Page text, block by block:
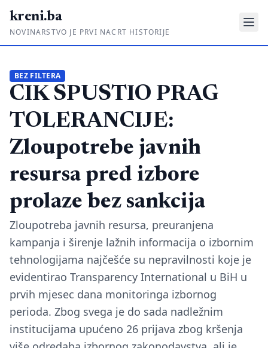
kreni.ba
NOVINARSTVO JE PRVI NACRT HISTORIJE
Priče sa ruba
Ponos i glas
Daljinski u ruke
Romski put
O nama
Impressum
Kontakt
BEZ FILTERA
CIK SPUSTIO PRAG
TOLERANCIJE:
Zloupotrebe javnih
resursa pred izbore
prolaze bez sankcija
Zloupotreba javnih resursa, preuranjena
kampanja i širenje lažnih informacija o izbornim
tehnologijama najčešće su nepravilnosti koje je
evidentirao Transparency International u BiH u
prvih mjesec dana monitoringa izbornog
perioda. Zbog svega je do sada nadležnim
institucijama upućeno 26 prijava zbog kršenja